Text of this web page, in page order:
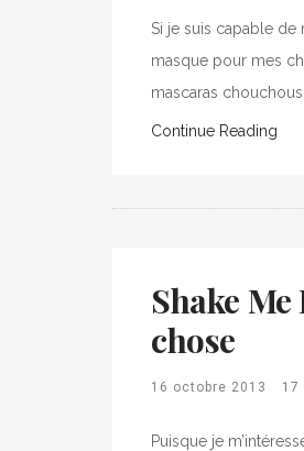
Si je suis capable
masque pour mes
mascaras
Continue Reading
Shake
chose
16 octobre 2013 17
Puisque je